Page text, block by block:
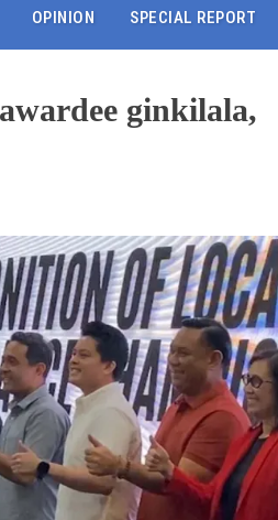
OPINION SPECIAL REPORT
ginkilala,